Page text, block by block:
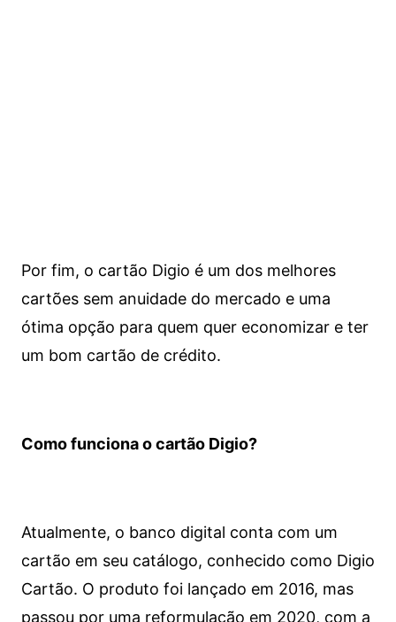
Por fim, o cartão Digio é um dos melhores
cartões sem anuidade do mercado e uma
ótima opção para quem quer economizar e ter
um bom cartão de crédito.
Como funciona o cartão Digio?
Atualmente, o banco digital conta com um
cartão em seu catálogo, conhecido como Digio
Cartão. O produto foi lançado em 2016, mas
passou por uma reformulação em 2020, com a